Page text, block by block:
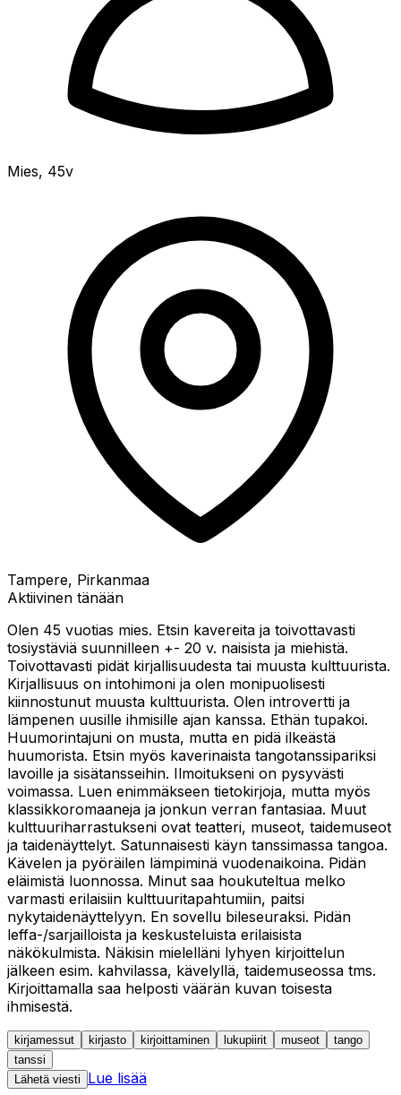
Mies, 45v
Tampere, Pirkanmaa
Aktiivinen tänään
Olen 45 vuotias mies. Etsin kavereita ja toivottavasti
tosiystäviä suunnilleen +- 20 v. naisista ja miehistä.
Toivottavasti pidät kirjallisuudesta tai muusta kulttuurista.
Kirjallisuus on intohimoni ja olen monipuolisesti
kiinnostunut muusta kulttuurista. Olen introvertti ja
lämpenen uusille ihmisille ajan kanssa. Ethän tupakoi.
Huumorintajuni on musta, mutta en pidä ilkeästä
huumorista. Etsin myös kaverinaista tangotanssipariksi
lavoille ja sisätansseihin. Ilmoitukseni on pysyvästi
voimassa. Luen enimmäkseen tietokirjoja, mutta myös
klassikkoromaaneja ja jonkun verran fantasiaa. Muut
kulttuuriharrastukseni ovat teatteri, museot, taidemuseot
ja taidenäyttelyt. Satunnaisesti käyn tanssimassa tangoa.
Kävelen ja pyöräilen lämpiminä vuodenaikoina. Pidän
eläimistä luonnossa. Minut saa houkuteltua melko
varmasti erilaisiin kulttuuritapahtumiin, paitsi
nykytaidenäyttelyyn. En sovellu bileseuraksi. Pidän
leffa-/sarjailloista ja keskusteluista erilaisista
näkökulmista. Näkisin mielelläni lyhyen kirjoittelun
jälkeen esim. kahvilassa, kävelyllä, taidemuseossa tms.
Kirjoittamalla saa helposti väärän kuvan toisesta
ihmisestä.
kirjamessut kirjasto kirjoittaminen lukupiirit museot
tango
tanssi
Lähetä viesti
Lue lisää